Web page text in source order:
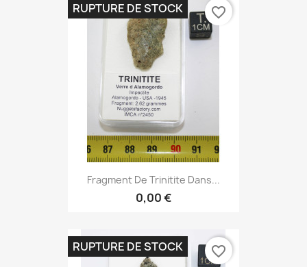
Fragment De Trinitite Dans...
0,00 €
RUPTURE DE STOCK favorite_border
RUPTURE DE STOCK favorite_border